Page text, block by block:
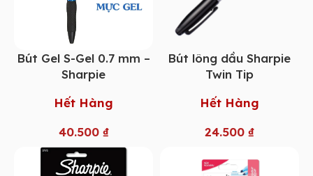
Bút Gel S-Gel 0.7 mm –
Sharpie
Hết Hàng
40.500 ₫
Bút lông dầu Sharpie
Twin Tip
Hết Hàng
24.500 ₫